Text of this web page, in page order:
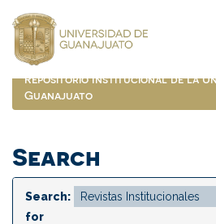
navigation
Repositorio Institucional de la
Guanajuato
Search
Search:
for